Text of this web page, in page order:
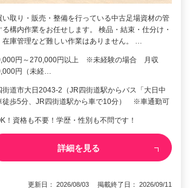
い取り・販売・整備を行っている中古足場資材の管
る構内作業をお任せします。 検品・結束・仕分け・
在庫管理など難しい作業はありません。 …
円～270,000円以上 ※未経験の場合 月収
円（未経…
街道市大日2043-2（JR四街道駅からバス「大日中
徒歩5分、JR四街道駅から車で10分） ※車通勤可
！資格も不要！学歴・性別も不問です！
詳細を見る
更新日： 2026/08/03 掲載終了日： 2026/09/11